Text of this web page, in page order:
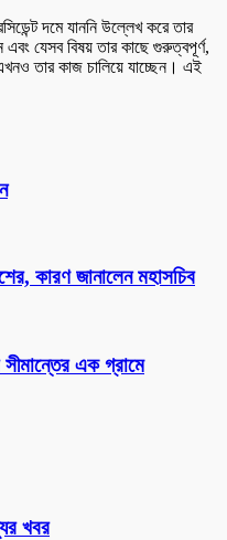
দমে যাননি উল্লেখ করে তার
যেসব বিষয় তার কাছে গুরুত্বপূর্ণ,
তার কাজ চালিয়ে যাচ্ছেন। এই
কারণ জানালেন মহাসচিব
সীমান্তের এক গ্রামে
খবর